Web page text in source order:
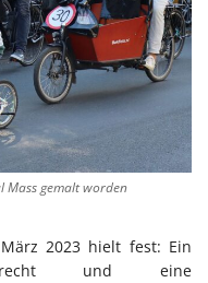
Mass gemalt worden
2023 hielt fest: Ein
und eine